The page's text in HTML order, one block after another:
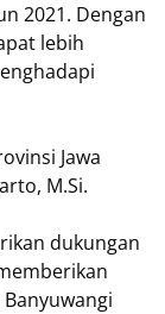
2021. Dengan
lebih
Jawa
M.Si.
dukungan